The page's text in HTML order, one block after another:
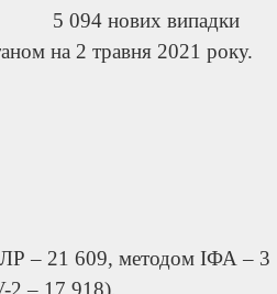
5 094 нових випадки
на 2 травня 2021 року.
– 21 609, методом ІФА – 3
2 – 17 918).